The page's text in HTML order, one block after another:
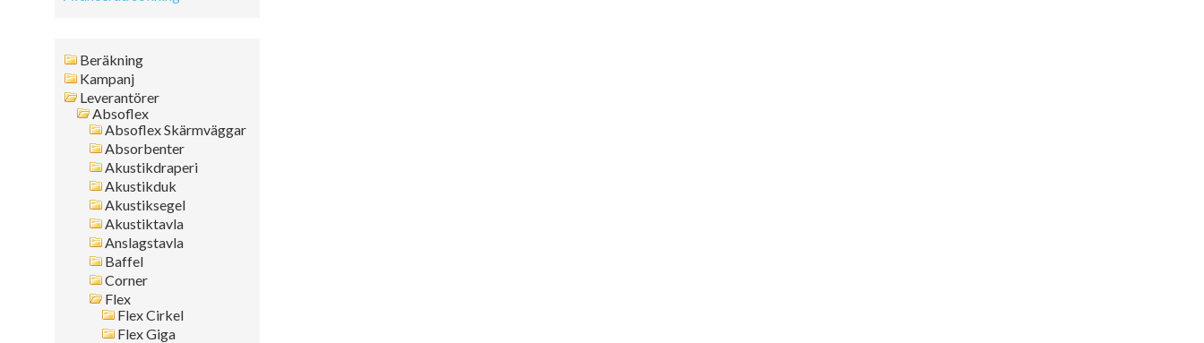
Fritext
Artikelnr
Namn
Leverantör
Format
Tjocklek
Artikelgrupp
Kanttyp
Placering
Montagesätt
Sök i allt
Beräkning
Kampanj
Leverantörer
Absoflex
Absoflex Skärmväggar
Absorbenter
Akustikdraperi
Akustikduk
Akustiksegel
Akustiktavla
Anslagstavla
Baffel
Corner
Flex
Flex Cirkel
Flex Giga